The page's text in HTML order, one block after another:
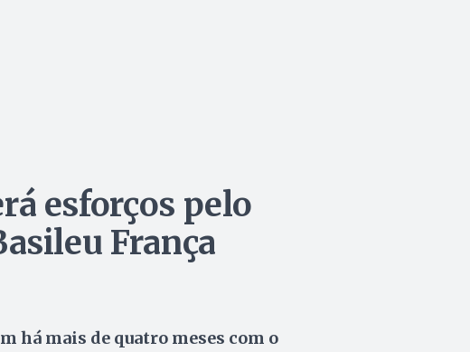
esforços pelo
França
há mais de quatro meses com o